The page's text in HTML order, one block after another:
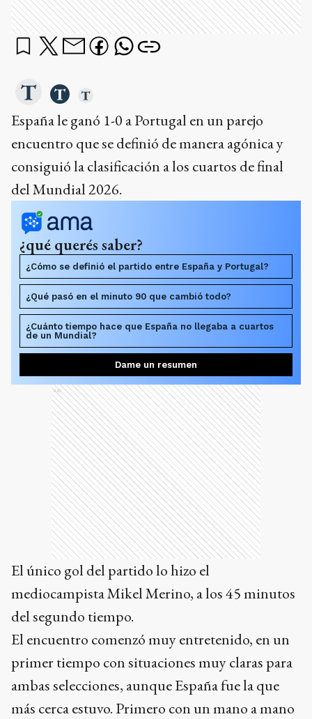
España le ganó 1-0 a Portugal en un parejo
encuentro que se definió de manera agónica y
consiguió la clasificación a los cuartos de final
del Mundial 2026.
¿qué querés saber?
¿Cómo se definió el partido entre España y Portugal?
¿Qué pasó en el minuto 90 que cambió todo?
¿Cuánto tiempo hace que España no llegaba a cuartos
de un Mundial?
Dame un resumen
Ads
El único gol del partido lo hizo el
mediocampista Mikel Merino, a los 45 minutos
del segundo tiempo.
El encuentro comenzó muy entretenido, en un
primer tiempo con situaciones muy claras para
ambas selecciones, aunque España fue la que
más cerca estuvo. Primero con un mano a mano